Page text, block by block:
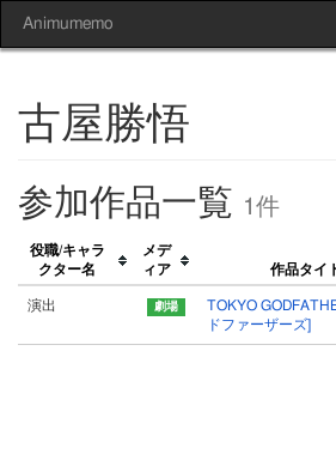
Animumemo
古屋勝悟
参加作品一覧 1件
役職/キャラ
クター名
メデ
ィア
作品タイ
演出
TOKYO
ドファーザーズ]